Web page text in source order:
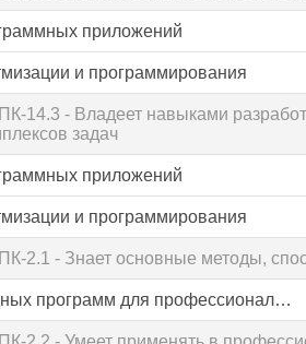
приложений
и программирования
14.3 - Владеет навыками
задач
приложений
и программирования
2.1 - Знает основные методы,
Пакеты прикладных программ для профессиональной деятельности